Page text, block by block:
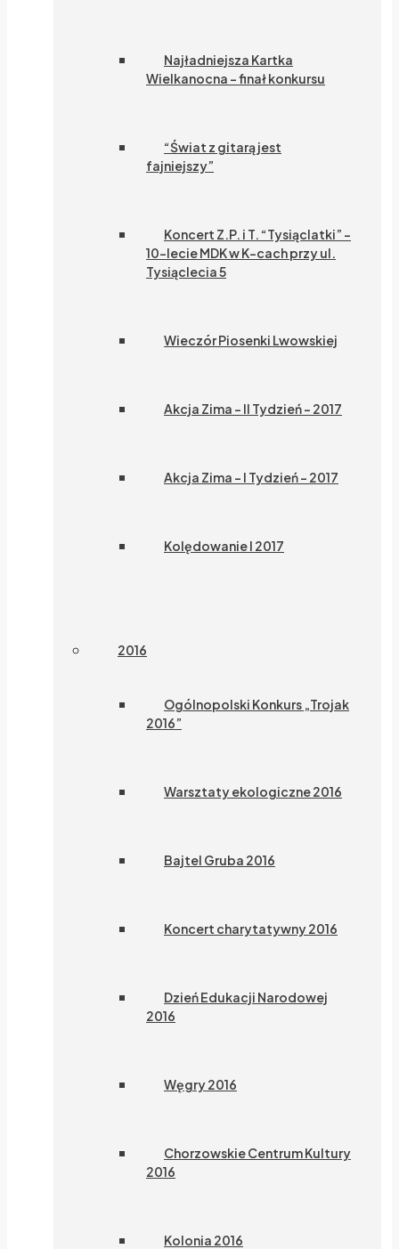
Najładniejsza Kartka
Wielkanocna – finał konkursu
“Świat z gitarą jest
fajniejszy”
Koncert Z.P. i T. “Tysiąclatki” –
10-lecie MDK w K-cach przy ul.
Tysiąclecia 5
Wieczór Piosenki Lwowskiej
Akcja Zima – II Tydzień – 2017
Akcja Zima – I Tydzień – 2017
Kolędowanie I 2017
2016
Ogólnopolski Konkurs „Trojak
2016”
Warsztaty ekologiczne 2016
Bajtel Gruba 2016
Koncert charytatywny 2016
Dzień Edukacji Narodowej
2016
Węgry 2016
Chorzowskie Centrum Kultury
2016
Kolonia 2016